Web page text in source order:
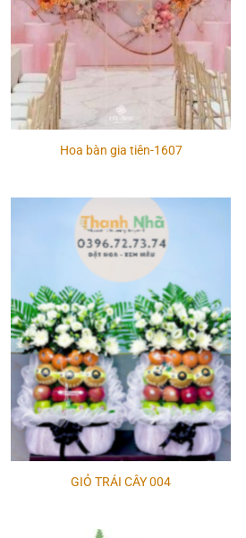
Hoa bàn gia tiên-1607
GIỎ TRÁI CÂY 004